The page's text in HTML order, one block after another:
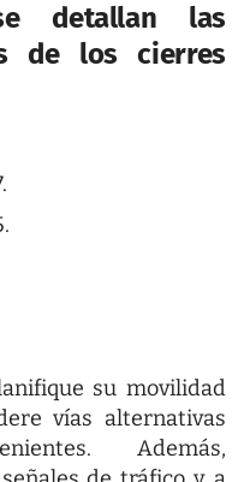
detallan las
de los cierres
su movilidad
vías alternativas
Además,